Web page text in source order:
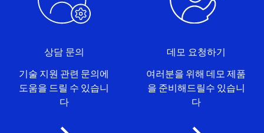
상담 문의
기술 지원 관련 문의에
도움을 드릴 수 있습니
다
데모 요청하기
여러분을 위해 데모 제품
을 준비해드릴수 있습니
다